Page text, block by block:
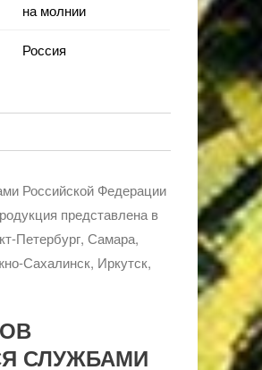
на молнии
Россия
Российской Федерации
представлена в
Петербург, Самара,
Сахалинск, Иркутск,
СЛУЖБАМИ